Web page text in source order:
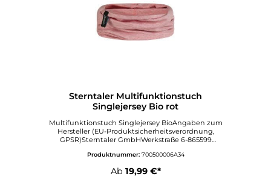
Sterntaler Multifunktionstuch
Singlejersey Bio rot
Multifunktionstuch Singlejersey BioAngaben zum
Hersteller (EU-Produktsicherheitsverordnung,
GPSR)Sterntaler GmbHWerkstraße 6-865599
rntaler.com
Produktnummer: 700500006A34
Ab 19,99 €*